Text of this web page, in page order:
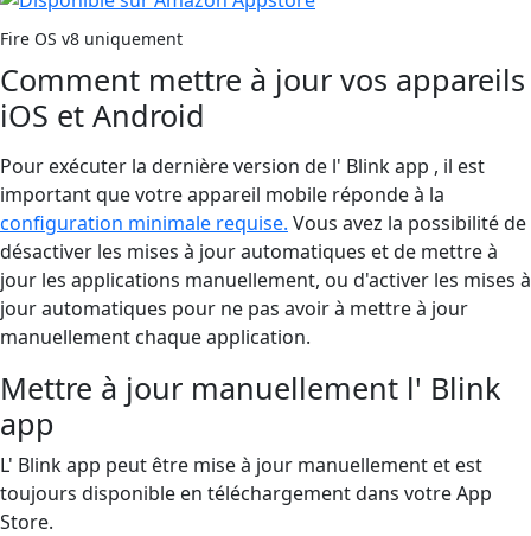
Fire OS v8 uniquement
Comment mettre à jour vos appareils
iOS et Android
Pour exécuter la dernière version de l' Blink app , il est
important que votre appareil mobile réponde à la
configuration minimale requise. Vous avez la possibilité de
désactiver les mises à jour automatiques et de mettre à
jour les applications manuellement, ou d'activer les mises à
jour automatiques pour ne pas avoir à mettre à jour
manuellement chaque application.
Mettre à jour manuellement l' Blink
app
L' Blink app peut être mise à jour manuellement et est
toujours disponible en téléchargement dans votre App
Store.